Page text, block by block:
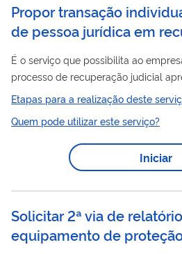
para partículas e combinados, de
nas normas técnicas de...
Propor transação
de pessoa jurídica em
É o serviço que possibilita ao
processo de recuperação judicial
negociação, diretamente à PGFN,
inscritos em dívida ativa da União e do FGTS.
poderá envolver, a critério da PGFN,
descontos, sendo que o limite
Etapas para a realização deste
Quem pode utilizar este serviço?
Iniciar
Solicitar 2ª via de
equipamento de